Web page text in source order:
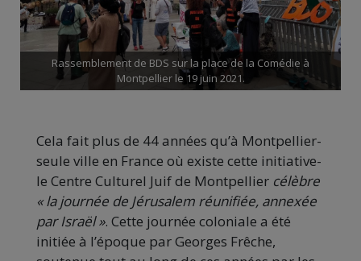
Rassemblement de BDS sur la place de la Comédie à
Montpellier le 19 juin 2021.
Cela fait plus de 44 années qu’à Montpellier-
seule ville en France où existe cette initiative-
le Centre Culturel Juif de Montpellier célèbre
« la journée de Jérusalem réunifiée, annexée
par Israël ». Cette journée coloniale a été
initiée à l’époque par Georges Frêche,